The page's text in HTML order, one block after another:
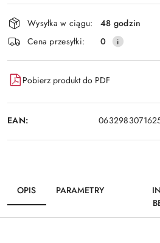
Wyślij
Dostępność
i
dostawa
Wysyłka w ciągu:
48 godzin
Cena przesyłki:
0
Pobierz produkt do PDF
EAN:
OPIS PARAMETRY